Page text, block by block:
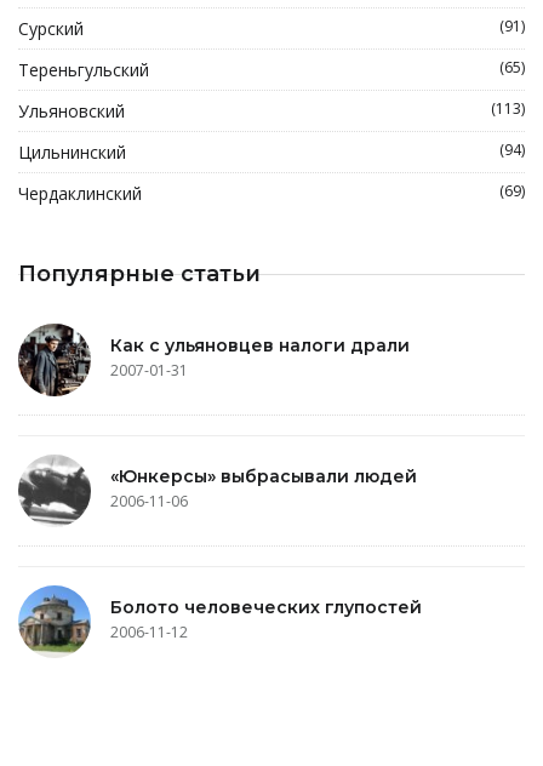
Сурский (91)
Тереньгульский (65)
Ульяновский (113)
Цильнинский (94)
Чердаклинский (69)
Популярные статьи
Как с ульяновцев налоги драли
2007-01-31
«Юнкерсы» выбрасывали людей
2006-11-06
Болото человеческих глупостей
2006-11-12